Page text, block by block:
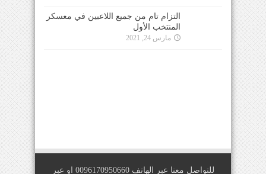
التزام تام من جميع اللاعبين في معسكر
المنتخب الأول
مارس 24, 2021
للتواصل معنا عبر الهاتف 0096170950660 او عبر